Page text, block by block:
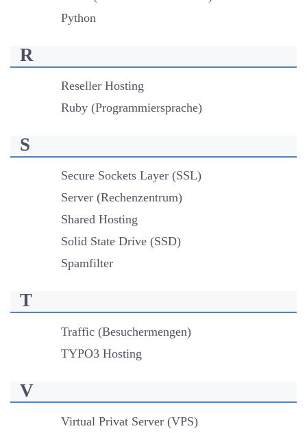
Python
R
Reseller Hosting
Ruby (Programmiersprache)
S
Secure Sockets Layer (SSL)
Server (Rechenzentrum)
Shared Hosting
Solid State Drive (SSD)
Spamfilter
T
Traffic (Besuchermengen)
TYPO3 Hosting
V
Virtual Privat Server (VPS)